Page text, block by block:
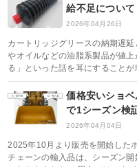
給不足について
2026年04月26日
カートリッジグリースの納期遅
やオイルなどの油脂系製品が値
る」といった話を耳にすること
価格安いショ
で1シーズン検
2026年04月04日
2025年10月より販売を開始した
チェーンの輸入品は、シーズン